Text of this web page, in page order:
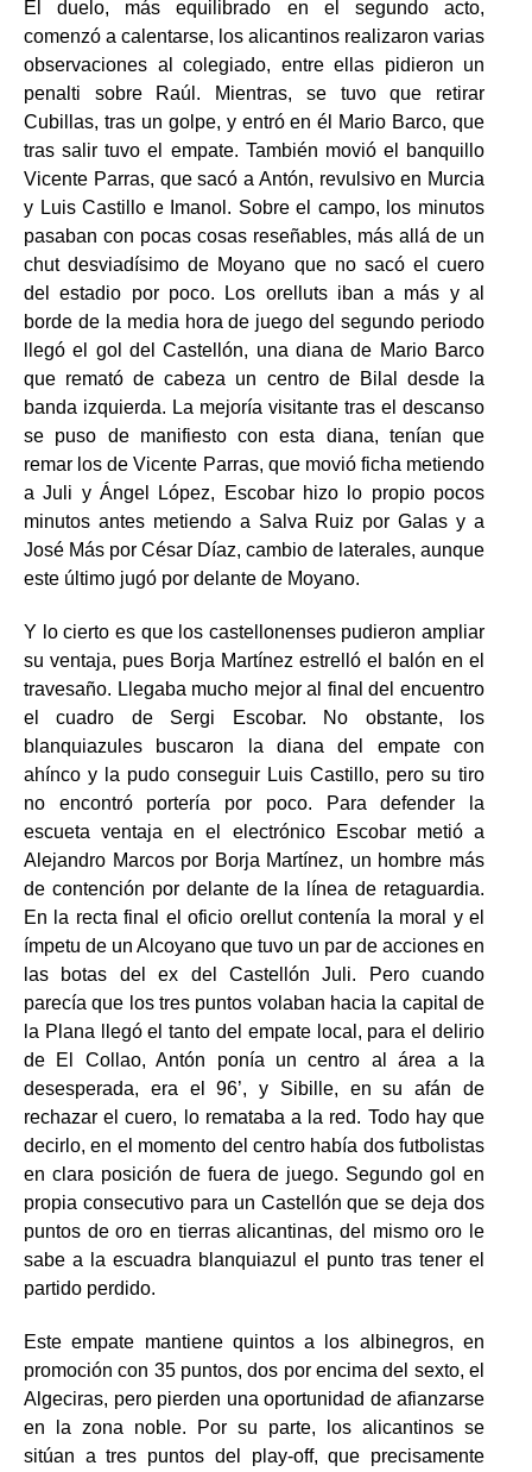
El duelo, más equilibrado en el segundo acto,
comenzó a calentarse, los alicantinos realizaron varias
observaciones al colegiado, entre ellas pidieron un
penalti sobre Raúl. Mientras, se tuvo que retirar
Cubillas, tras un golpe, y entró en él Mario Barco, que
tras salir tuvo el empate. También movió el banquillo
Vicente Parras, que sacó a Antón, revulsivo en Murcia
y Luis Castillo e Imanol. Sobre el campo, los minutos
pasaban con pocas cosas reseñables, más allá de un
chut desviadísimo de Moyano que no sacó el cuero
del estadio por poco. Los orelluts iban a más y al
borde de la media hora de juego del segundo periodo
llegó el gol del Castellón, una diana de Mario Barco
que remató de cabeza un centro de Bilal desde la
banda izquierda. La mejoría visitante tras el descanso
se puso de manifiesto con esta diana, tenían que
remar los de Vicente Parras, que movió ficha metiendo
a Juli y Ángel López, Escobar hizo lo propio pocos
minutos antes metiendo a Salva Ruiz por Galas y a
José Más por César Díaz, cambio de laterales, aunque
este último jugó por delante de Moyano.
Y lo cierto es que los castellonenses pudieron ampliar
su ventaja, pues Borja Martínez estrelló el balón en el
travesaño. Llegaba mucho mejor al final del encuentro
el cuadro de Sergi Escobar. No obstante, los
blanquiazules buscaron la diana del empate con
ahínco y la pudo conseguir Luis Castillo, pero su tiro
no encontró portería por poco. Para defender la
escueta ventaja en el electrónico Escobar metió a
Alejandro Marcos por Borja Martínez, un hombre más
de contención por delante de la línea de retaguardia.
En la recta final el oficio orellut contenía la moral y el
ímpetu de un Alcoyano que tuvo un par de acciones en
las botas del ex del Castellón Juli. Pero cuando
parecía que los tres puntos volaban hacia la capital de
la Plana llegó el tanto del empate local, para el delirio
de El Collao, Antón ponía un centro al área a la
desesperada, era el 96’, y Sibille, en su afán de
rechazar el cuero, lo remataba a la red. Todo hay que
decirlo, en el momento del centro había dos futbolistas
en clara posición de fuera de juego. Segundo gol en
propia consecutivo para un Castellón que se deja dos
puntos de oro en tierras alicantinas, del mismo oro le
sabe a la escuadra blanquiazul el punto tras tener el
partido perdido.
Este empate mantiene quintos a los albinegros, en
promoción con 35 puntos, dos por encima del sexto, el
Algeciras, pero pierden una oportunidad de afianzarse
en la zona noble. Por su parte, los alicantinos se
sitúan a tres puntos del play-off, que precisamente